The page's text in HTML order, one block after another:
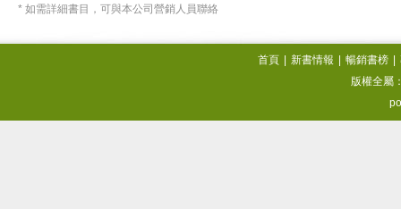
* 如需詳細書目，可與本公司營銷人員聯絡
首頁 新書情報 暢銷書榜
版權全屬